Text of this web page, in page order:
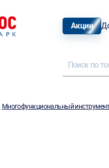
Акции
Многофункциональный